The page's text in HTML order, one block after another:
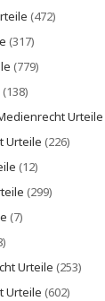
(472)
(317)
(779)
(138)
Urteile
Urteile (226)
(12)
(299)
(7)
Urteile (253)
Urteile (602)